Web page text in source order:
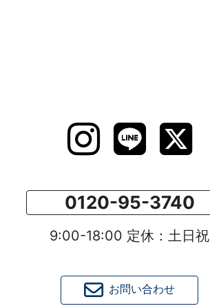
0120-95-3740
9:00-18:00 定休：土日祝
お問い合わせ